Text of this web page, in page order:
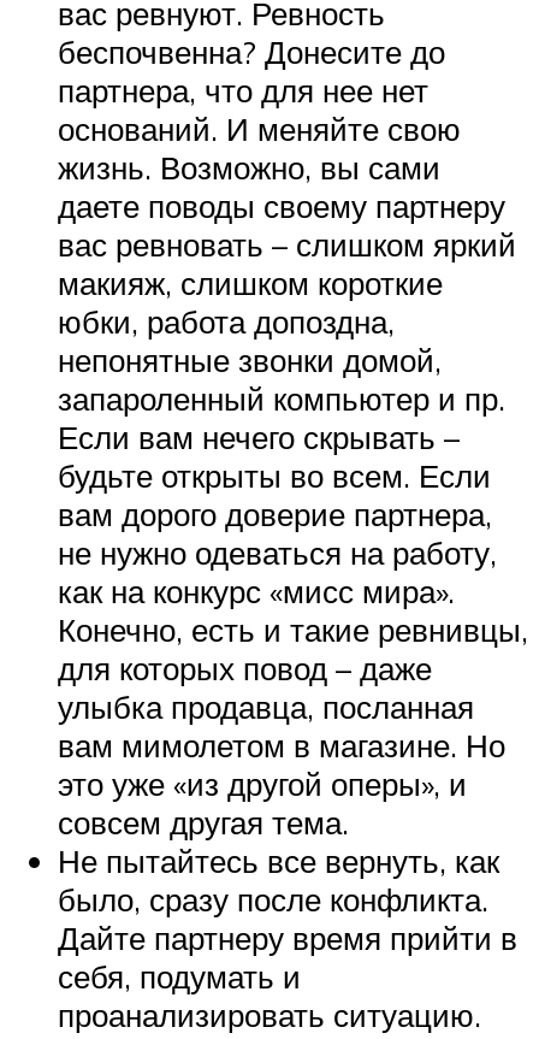
вас ревнуют. Ревность
беспочвенна? Донесите до
партнера, что для нее нет
оснований. И меняйте свою
жизнь. Возможно, вы сами
даете поводы своему партнеру
вас ревновать – слишком яркий
макияж, слишком короткие
юбки, работа допоздна,
непонятные звонки домой,
запароленный компьютер и пр.
Если вам нечего скрывать –
будьте открыты во всем. Если
вам дорого доверие партнера,
не нужно одеваться на работу,
как на конкурс «мисс мира».
Конечно, есть и такие ревнивцы,
для которых повод – даже
улыбка продавца, посланная
вам мимолетом в магазине. Но
это уже «из другой оперы», и
совсем другая тема.
Не пытайтесь все вернуть, как
было, сразу после конфликта.
Дайте партнеру время прийти в
себя, подумать и
проанализировать ситуацию.